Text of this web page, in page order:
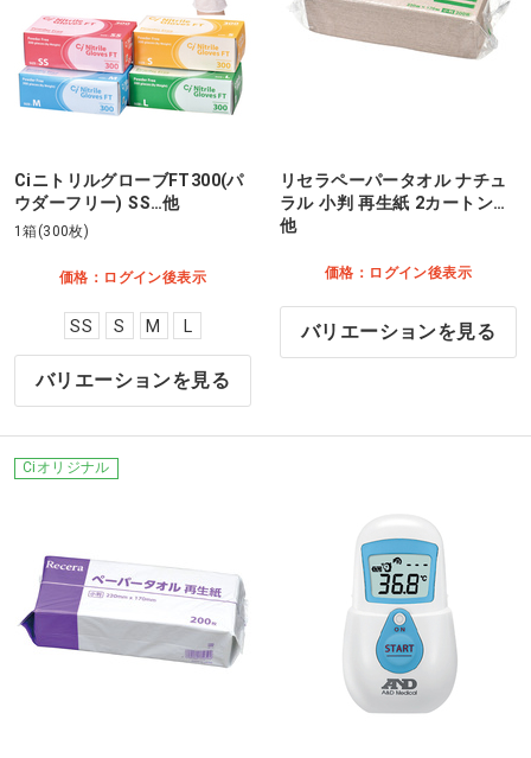
CiニトリルグローブFT300(パ
ウダーフリー) SS…他
1箱(300枚)
価格：ログイン後表示
SS S M L
バリエーションを見る
リセラペーパータオル ナチュ
ラル 小判 再生紙 2カートン…
他
価格：ログイン後表示
バリエーションを見る
Ciオリジナル